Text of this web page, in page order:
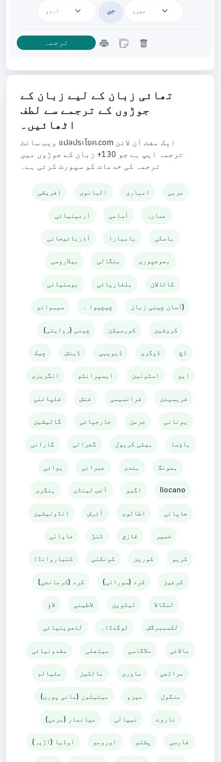
تھائی زبان کے لیے زبان کے
جوڑوں کے ترجمے سے لطف
اٹھائیں۔
ویب سائٹ แปลประโยค.com ایک مفت آن لائن
ترجمہ ایپ ہے جو 130+ زبان کے جوڑوں میں
ترجمہ کی خدمات کو سپورٹ کرتی ہے۔
افریقی البانوی امہاری عربی
آرمینیائی آسامی عمارہ
آذربائیجانی بامبارا باسکی
بیلاروسی بنگالی بھوجپوری
بوسنیائی بلغاریائی کاتالان
سیبوانو چیچیوا ۔ آسان چینی زبان)
چینی (روایتی) کورسیکن کروشین
چیک ڈینش ڈیویہی ڈوگری ڈچ
انگریزی ایسپرانٹو اسٹونین ایو
فلپائنی فنش فرانسیسی فریسیئن
گالیشین جارجیائی جرمن یونانی
گارانی گجراتی ہیٹی کریول ہاؤسا
ہوائی عبرانی ہندی ہمونگ
ہنگری آئس لینڈی اگبو Ilocano
انڈونیشین آئرش اطالوی جاپانی
جاوانی کنڑ قازق خمیر
کنیاروانڈا کونکنی کورین کریو
کرد (کرمانجی) کرد (سورانی) کرغیز
لاؤ لاطینی لیٹوین لنگالا
لتھوینیائی لوگنڈا۔ لکسمبرگش
مقدونیائی میتھلی ملاگاسی مالائی
ملیالم مالٹیز ماوری مراٹھی
میتیلون (مانی پوری) میزو منگول
میانمار (برمی) نیپالی ناروے
اوڈیا (اڑیہ) اورومو پشتو فارسی